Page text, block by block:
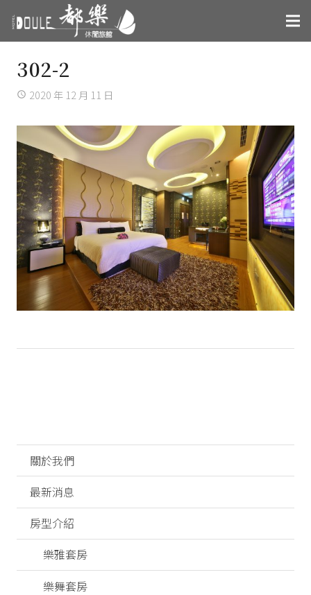
302-2
access_time 2020 年 12 月 11 日
關於我們
最新消息
房型介紹
樂雅套房
樂舞套房